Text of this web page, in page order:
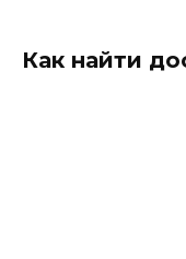
Как найти